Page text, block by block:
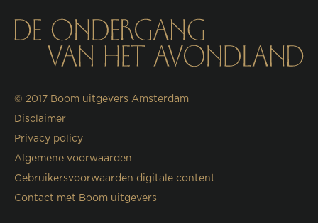
© 2017 Boom uitgevers Amsterdam
Disclaimer
Privacy policy
Algemene voorwaarden
Gebruikersvoorwaarden digitale content
Contact met Boom uitgevers